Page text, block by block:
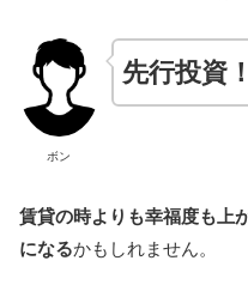
ボン
先行投資
賃貸の時よりも幸福度も上
になるかもしれません。